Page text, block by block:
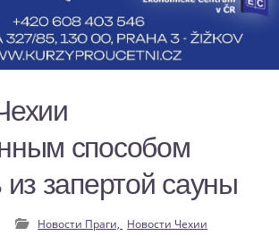
способом
из запертой сауны
Новости Праги, Новости Чехии